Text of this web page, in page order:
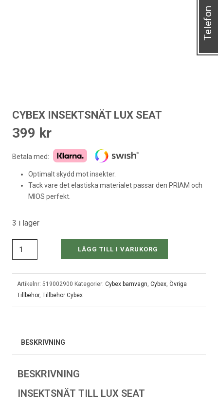
CYBEX INSEKTSNÄT LUX SEAT
399 kr
Betala med:
Optimalt skydd mot insekter.
Tack vare det elastiska materialet passar den PRIAM och
MIOS perfekt.
3 i lager
LÄGG TILL I VARUKORG
Artikelnr: 519002900 Kategorier: Cybex barnvagn, Cybex, Övriga
Tillbehör, Tillbehör Cybex
BESKRIVNING
BESKRIVNING
INSEKTSNÄT TILL LUX SEAT
Telefon